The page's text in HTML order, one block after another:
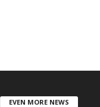
EVEN MORE NEWS